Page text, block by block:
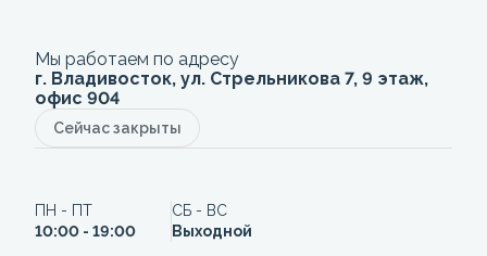
Мы работаем по адресу
г. Владивосток, ул. Стрельникова 7, 9 этаж,
офис 904
Сейчас закрыты
ПН - ПТ
10:00 - 19:00
СБ - ВС
Выходной